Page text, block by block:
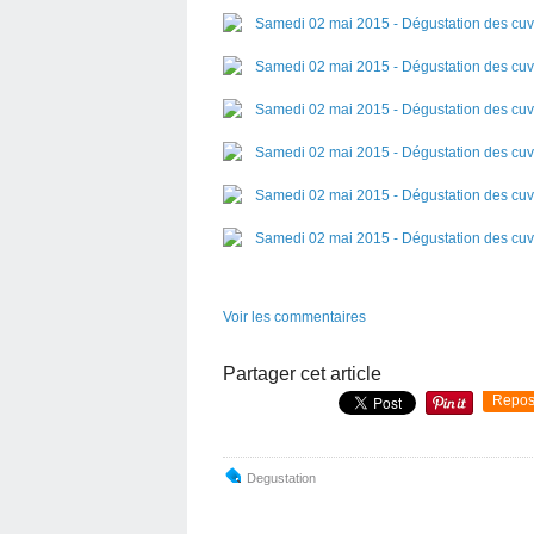
Voir les commentaires
Partager cet article
Degustation